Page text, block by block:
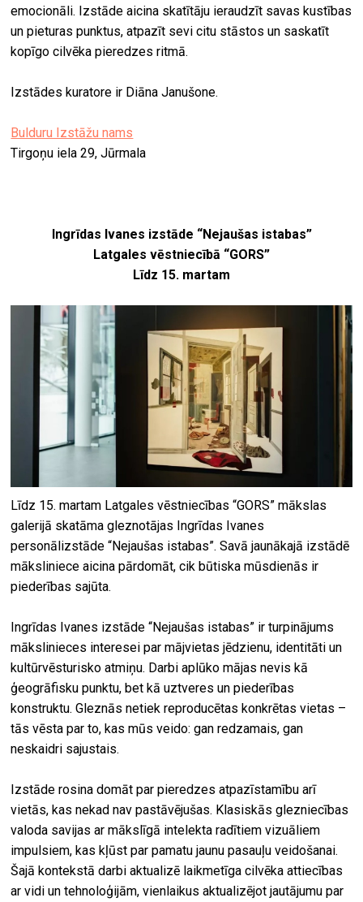
emocionāli. Izstāde aicina skatītāju ieraudzīt savas kustības
un pieturas punktus, atpazīt sevi citu stāstos un saskatīt
kopīgo cilvēka pieredzes ritmā.
Izstādes kuratore ir Diāna Janušone.
Bulduru Izstāžu nams
Tirgoņu iela 29, Jūrmala
Ingrīdas Ivanes izstāde “Nejaušas istabas”
Latgales vēstniecībā “GORS”
Līdz 15. martam
Līdz 15. martam Latgales vēstniecības “GORS” mākslas
galerijā skatāma gleznotājas Ingrīdas Ivanes
personālizstāde “Nejaušas istabas”. Savā jaunākajā izstādē
māksliniece aicina pārdomāt, cik būtiska mūsdienās ir
piederības sajūta.
Ingrīdas Ivanes izstāde “Nejaušas istabas” ir turpinājums
mākslinieces interesei par mājvietas jēdzienu, identitāti un
kultūrvēsturisko atmiņu. Darbi aplūko mājas nevis kā
ģeogrāfisku punktu, bet kā uztveres un piederības
konstruktu. Gleznās netiek reproducētas konkrētas vietas –
tās vēsta par to, kas mūs veido: gan redzamais, gan
neskaidri sajustais.
Izstāde rosina domāt par pieredzes atpazīstamību arī
vietās, kas nekad nav pastāvējušas. Klasiskās glezniecības
valoda savijas ar mākslīgā intelekta radītiem vizuāliem
impulsiem, kas kļūst par pamatu jaunu pasauļu veidošanai.
Šajā kontekstā darbi aktualizē laikmetīga cilvēka attiecības
ar vidi un tehnoloģijām, vienlaikus aktualizējot jautājumu par